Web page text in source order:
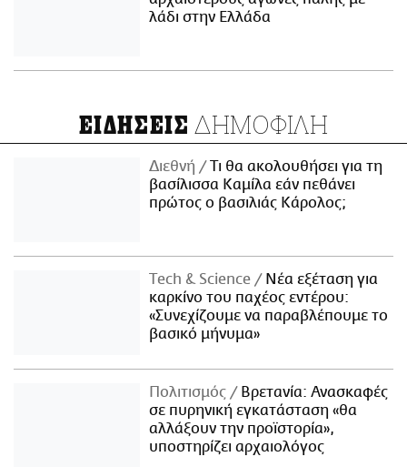
λάδι στην Ελλάδα
ΕΙΔΗΣΕΙΣ ΔΗΜΟΦΙΛΗ
Διεθνή
Τι θα ακολουθήσει για τη
βασίλισσα Καμίλα εάν πεθάνει
πρώτος ο βασιλιάς Κάρολος;
Τech & Science
Νέα εξέταση για
καρκίνο του παχέος εντέρου:
«Συνεχίζουμε να παραβλέπουμε το
βασικό μήνυμα»
Πολιτισμός
Βρετανία: Ανασκαφές
σε πυρηνική εγκατάσταση «θα
αλλάξουν την προϊστορία»,
υποστηρίζει αρχαιολόγος